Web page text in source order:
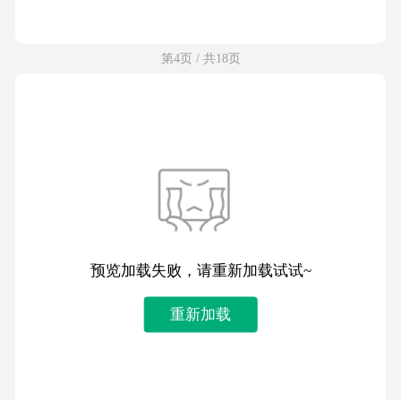
第4页 / 共18页
预览加载失败，请重新加载试试~
重新加载